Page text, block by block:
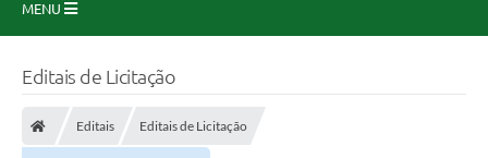
MENU
Editais de Licitação
Editais Editais de Licitação